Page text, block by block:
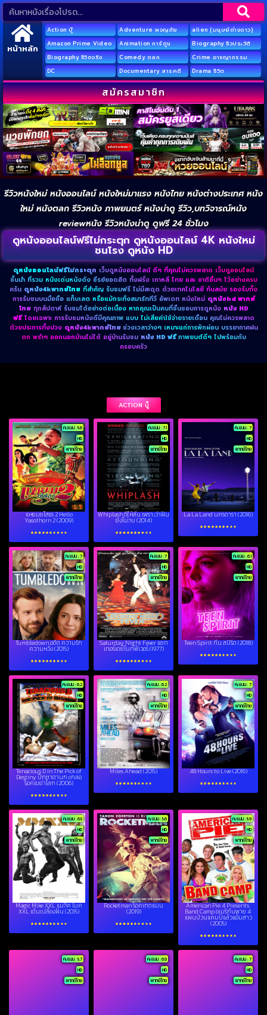
หน้าหลัก
Action บู๊ Adventure ผจญภัย
alien (มนุษย์ต่างดาว)
Amazon Prime Video
Animation การ์ตูน
Biography ชีวประวัติ
Biography ชีวิตจริง
Comedy ตลก
Crime อาชญากรรม
DC
Documentary สารคดี Drama ชีวิต
สมัครสมาชิก
รีวิวหนังใหม่ หนังออนไลน์ หนังใหม่มาแรง หนังไทย หนังต่างประเทศ หนัง
ใหม่ หนังตลก รีวิวหนัง ภาพยนตร์ หนังน่าดู รีวิว,บทวิจารณ์หนัง
reviewหนัง รีวิวหนังน่าดู ดูฟรี 24 ชั่วโมง
ดูหนังออนไลน์ฟรีไม่กระตุก ดูหนังออนไลน์ 4K หนังใหม่
ชนโรง ดูหนัง HD
ดูหนังออนไลน์ฟรีไม่กระตุก เว็บดูหนังออนไลน์ ดีๆ ที่คุณไม่ควรพลาด เว็บดูออนไลน์
ชั้นนำ ที่รวม หนังเด่นหนังดัง ซีรย์ยอดฮิต ทั้งฝรั่ง เกาหลี ไทย และ ชาติอื่นๆ ไว้อย่างครบ
ครัน ดูหนัง4kพากย์ไทย ที่สำคัญ รับชมฟรี ไม่มีสะดุด ด้วยเทคโนโลยี ทันสมัย รองรับทั้ง
การรับชมบนมือถือ แท็บเลต หรือแม้กระทั่งสมาร์ททีวี อัพเดท หนังใหม่ ดูหนังhd พากย์
ไทยทุกสัปดาห์ รับชมได้อย่างต่อเนื่อง หากคุณเป็นคนที่ชื่นชอบการดูหนัง หนัง HD
ฟรีโดยเฉพาะ การรับชมหนังดีมีคุณภาพ แบบ ไม่เสียค่าใช้จ่ายรายเดือน คุณไม่ควรพลาด
ด้วยประการทั้งปวง ดูหนัง4kพากย์ไทย ช่วงเวลาว่างๆ เหมาะแก่การพักผ่อน บรรยากาศฝน
ตก พรำๆ ออกนอกบ้านไม่ได้ อยู่บ้านรับชม หนัง HD ฟรีภาพยนต์ดีๆ ไปพร้อมกับ
ครอบครัว
ACTION บู๊
คะแนน : 5.6
HD
พากย์ไทย
แหยมยโสธร 2 Hello
Yasothorn 2 (2009)
คะแนน : 7.1
HD
พากย์ไทย
Whiplash ตีให้ลั่น เพราะว่าฝัน
ยังไม่จบ (2014)
คะแนน : 7
HD
พากย์ไทย
La La Land นครดารา (2016)
คะแนน : 7
HD
พากย์ไทย
Tumbledown อดีต ความรัก
ความหวัง (2015)
คะแนน : 7
HD
พากย์ไทย
Saturday Night Fever แซท
เทอร์เดย์ไนท์ฟีเวอร์ (1977)
คะแนน : 6.1
HD
พากย์ไทย
Teen Spirit ทีน สปิริต (2018)
คะแนน : 6.2
HD
พากย์ไทย
Tenacious D in The Pick of
Destiny ปิ๊กซาตานกะเกลอ
ร็อคเขย่าโลก (2006)
คะแนน : 6.2
HD
พากย์ไทย
Miles Ahead (2015)
คะแนน : 7
HD
พากย์ไทย
48 Hours to Live (2016)
คะแนน : 6.5
HD
พากย์ไทย
Magic Mike XXL แมจิค ไมค์
XXL เต้นเปลื้องฝัน (2015)
คะแนน : 5.6
HD
พากย์ไทย
Rocketman ร็อคเกตแมน
(2019)
คะแนน : 5.9
HD
พากย์ไทย
American Pie 4 Presents:
Band Camp อเมริกันพาย 4:
แผนป่วนแคมป์แล้วแอ้มสาว
(2005)
คะแนน : 5.7
HD
พากย์ไทย
คะแนน : 6.8
HD
พากย์ไทย
คะแนน : 7
HD
พากย์ไทย